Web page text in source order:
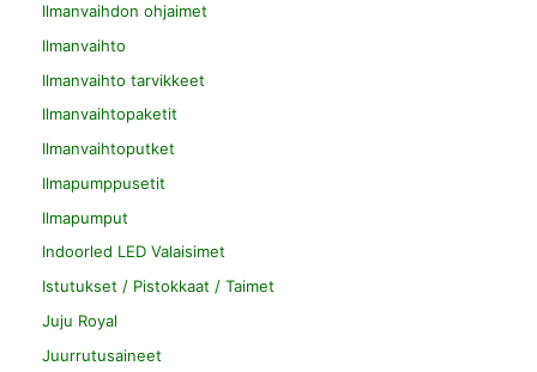
Ilmanvaihdon ohjaimet
Ilmanvaihto
Ilmanvaihto tarvikkeet
Ilmanvaihtopaketit
Ilmanvaihtoputket
Ilmapumppusetit
Ilmapumput
Indoorled LED Valaisimet
Istutukset / Pistokkaat / Taimet
Juju Royal
Juurrutusaineet